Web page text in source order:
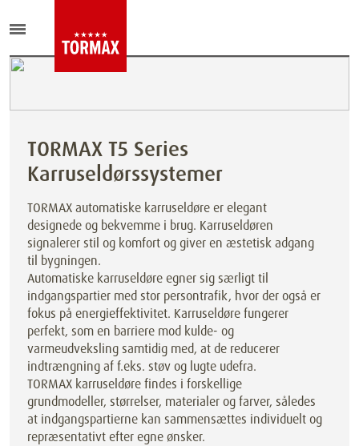
TORMAX T5 Series
Karruseldørssystemer
TORMAX automatiske karruseldøre er elegant
designede og bekvemme i brug. Karruseldøren
signalerer stil og komfort og giver en æstetisk adgang
til bygningen.
Automatiske karruseldøre egner sig særligt til
indgangspartier med stor persontrafik, hvor der også er
fokus på energieffektivitet. Karruseldøre fungerer
perfekt, som en barriere mod kulde- og
varmeudveksling samtidig med, at de reducerer
indtrængning af f.eks. støv og lugte udefra.
TORMAX karruseldøre findes i forskellige
grundmodeller, størrelser, materialer og farver, således
at indgangspartierne kan sammensættes individuelt og
repræsentativt efter egne ønsker.